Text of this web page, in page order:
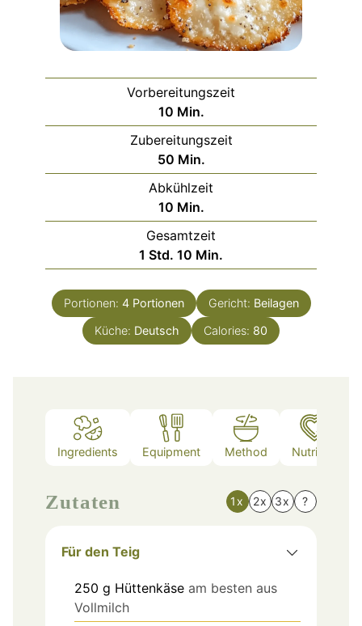
Vorbereitungszeit
10Minuten
Min.
Zubereitungszeit
50Minuten
Min.
Abkühlzeit
10Minuten
Min.
Gesamtzeit
1 Stunde
Std. 10 Minuten
Min.
Portionen: 4 Portionen Gericht: Beilagen
Küche: Deutsch Calories: 80
Ingredients Equipment Method Nutrition
Zutaten 1x 2x 3x ?
Für den Teig
250 g Hüttenkäse am besten aus
Vollmilch